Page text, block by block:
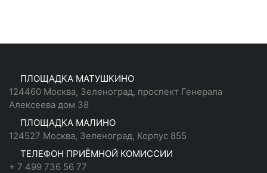
ПЛОЩАДКА МАТУШКИНО
124460 Москва, Зеленоград, проспект Генерала
Алексеева дом 38
ПЛОЩАДКА МАЛИНО
124527 Москва, Зеленоград, Корпус 855
ТЕЛЕФОН ПРИЁМНОЙ КОМИССИИ
+ 7 499 736 56 77